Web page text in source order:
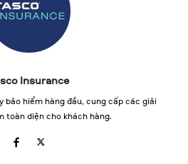
Insurance
bảo hiểm hàng đầu, cung cấp các giải
toàn diện cho khách hàng.